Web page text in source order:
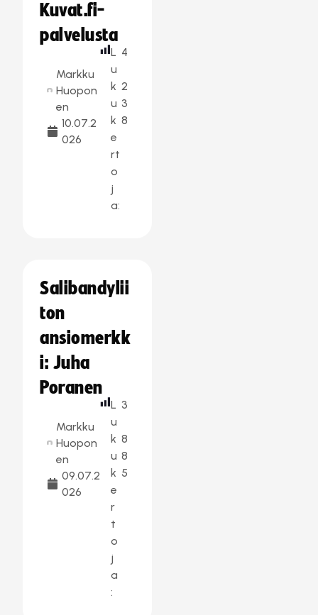
Kuvat.fi-
palvelusta
Markku
Huopon
en
10.07.2
026
L
u
k
u
k
e
rt
o
j
a:
4
2
3
8
Salibandylii
ton
ansiomerkk
i: Juha
Poranen
Markku
Huopon
en
09.07.2
026
L
u
k
u
k
e
r
t
o
j
a
:
3
8
8
5